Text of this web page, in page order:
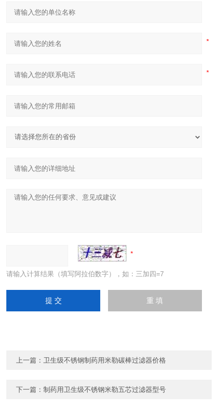
请输入计算结果（填写阿拉伯数字），如：三加四=7
上一篇： 卫生级不锈钢制药用米勒碳棒过滤器价格
下一篇：制药用卫生级不锈钢米勒五芯过滤器型号